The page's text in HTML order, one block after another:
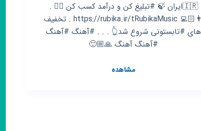
ایران🇮🇷⁩ 🍃 #تبلیغ کن و درآمد کسب کن 👇🏿 .
👨🏻‍💻 https://rubika.ir/tRubikaMusic . تخفیف
های #تابستونی شروع شد👆 . . . #آهنگ #آهنگ
#آهنگ آهنگ 🙏🏼🙂
مشاهدهکانال